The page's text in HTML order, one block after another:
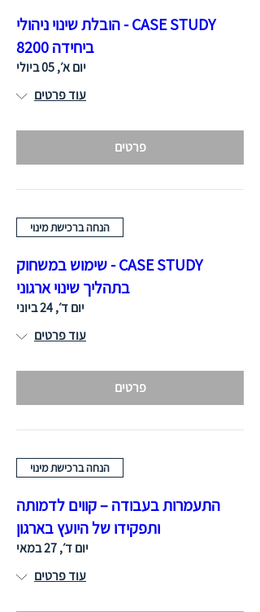
CASE STUDY - הובלת שינוי ניהולי
ביחידה 8200
יום א׳, 05 ביולי
עוד פרטים
פרטים
הנחה ברכישת מינוי
CASE STUDY - שימוש במשחוק
בתהליך שינוי ארגוני
יום ד׳, 24 ביוני
עוד פרטים
פרטים
הנחה ברכישת מינוי
התעמרות בעבודה – קווים לדמותה
ותפקידו של היועץ בארגון
יום ד׳, 27 במאי
עוד פרטים